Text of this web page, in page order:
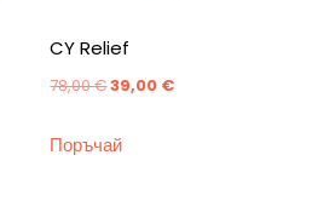
CY Relief
78,00€Original
was:
39,00 €Текущата
Поръчай